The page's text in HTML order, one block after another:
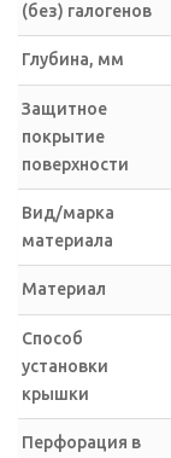
(без) галогенов
Глубина, мм
Защитное
покрытие
поверхности
Вид/марка
материала
Материал
Способ
установки
крышки
Перфорация в